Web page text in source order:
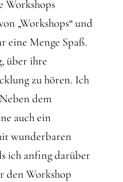
Workshops
„Workshops“ und
eine Menge Spaß.
über ihre
zu hören. Ich
dem
auch ein
wunderbaren
ich anfing darüber
den Workshop